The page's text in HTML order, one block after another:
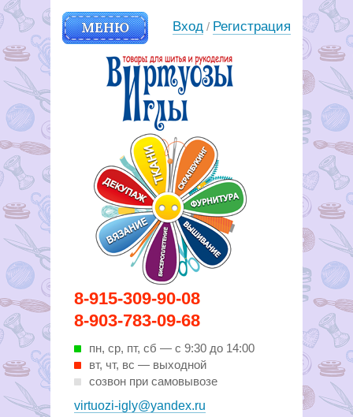
8-915-309-90-08
8-903-783-09-68
пн, ср, пт, cб — с 9:30 до 14:00
вт, чт, вс — выходной
созвон при самовывозе
virtuozi-igly@yandex.ru
МЕНЮ
Вирутозы иглы. Товары для
шитья и рукоделья
Вход / Регистрация